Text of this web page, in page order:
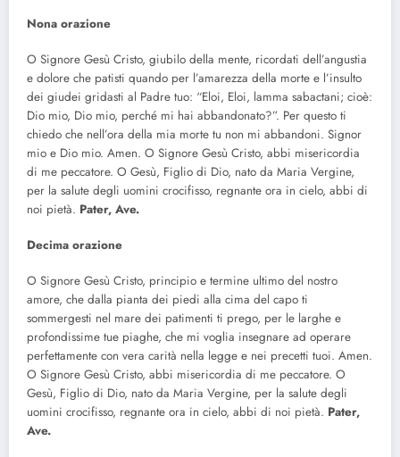
Nona orazione
O Signore Gesù Cristo, giubilo della mente, ricordati dell’angustia
e dolore che patisti quando per l’amarezza della morte e l’insulto
dei giudei gridasti al Padre tuo: “Eloi, Eloi, lamma sabactani; cioè:
Dio mio, Dio mio, perché mi hai abbandonato?”. Per questo ti
chiedo che nell’ora della mia morte tu non mi abbandoni. Signor
mio e Dio mio. Amen. O Signore Gesù Cristo, abbi misericordia
di me peccatore. O Gesù, Figlio di Dio, nato da Maria Vergine,
per la salute degli uomini crocifisso, regnante ora in cielo, abbi di
noi pietà. Pater, Ave.
Decima orazione
O Signore Gesù Cristo, principio e termine ultimo del nostro
amore, che dalla pianta dei piedi alla cima del capo ti
sommergesti nel mare dei patimenti ti prego, per le larghe e
profondissime tue piaghe, che mi voglia insegnare ad operare
perfettamente con vera carità nella legge e nei precetti tuoi. Amen.
O Signore Gesù Cristo, abbi misericordia di me peccatore. O
Gesù, Figlio di Dio, nato da Maria Vergine, per la salute degli
uomini crocifisso, regnante ora in cielo, abbi di noi pietà. Pater,
Ave.